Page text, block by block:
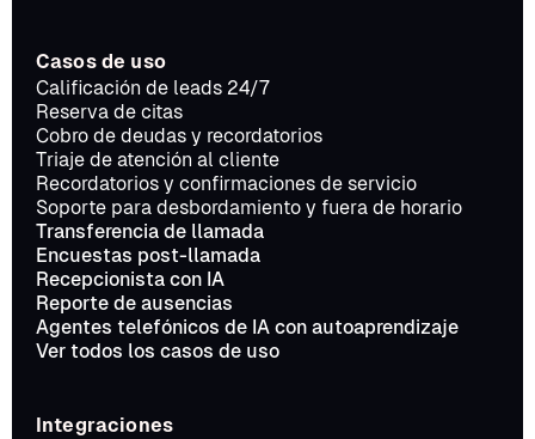
Casos de uso
Calificación de leads 24/7
Reserva de citas
Cobro de deudas y recordatorios
Triaje de atención al cliente
Recordatorios y confirmaciones de servicio
Soporte para desbordamiento y fuera de horario
Transferencia de llamada
Encuestas post-llamada
Recepcionista con IA
Reporte de ausencias
Agentes telefónicos de IA con autoaprendizaje
Ver todos los casos de uso
Integraciones